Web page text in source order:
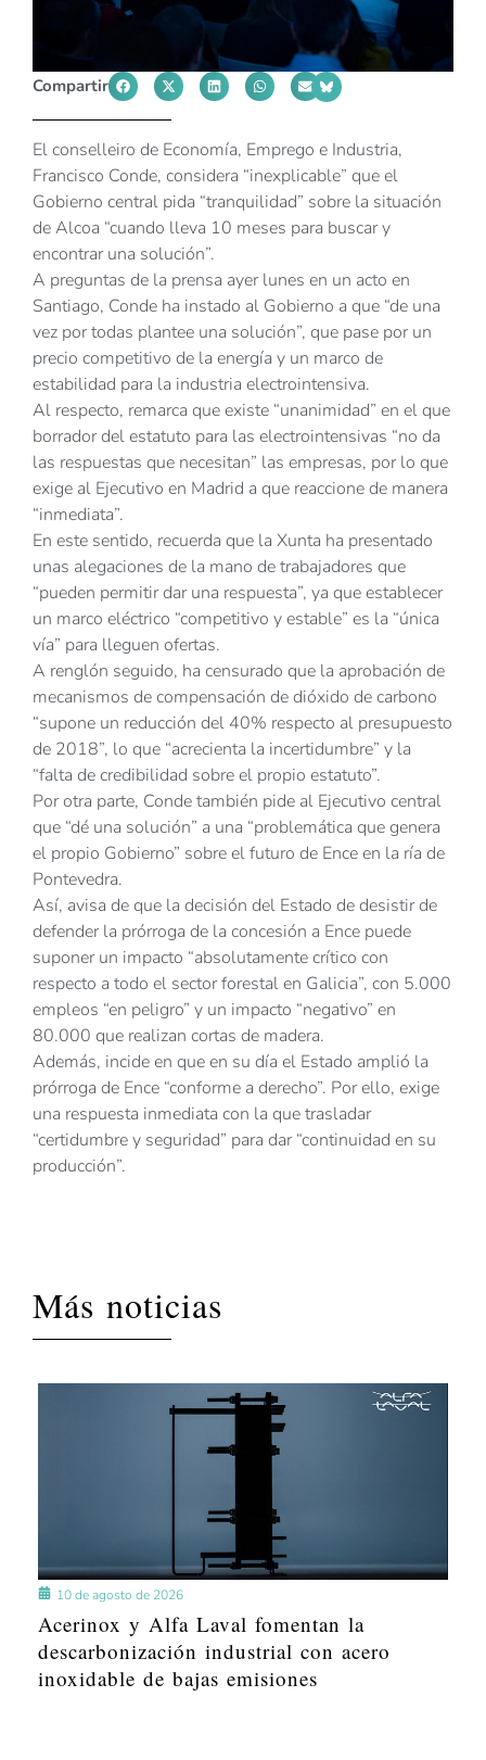
Compartir
El conselleiro de Economía, Emprego e Industria,
Francisco Conde, considera “inexplicable” que el
Gobierno central pida “tranquilidad” sobre la situación
de Alcoa “cuando lleva 10 meses para buscar y
encontrar una solución”.
A preguntas de la prensa ayer lunes en un acto en
Santiago, Conde ha instado al Gobierno a que “de una
vez por todas plantee una solución”, que pase por un
precio competitivo de la energía y un marco de
estabilidad para la industria electrointensiva.
Al respecto, remarca que existe “unanimidad” en el que
borrador del estatuto para las electrointensivas “no da
las respuestas que necesitan” las empresas, por lo que
exige al Ejecutivo en Madrid a que reaccione de manera
“inmediata”.
En este sentido, recuerda que la Xunta ha presentado
unas alegaciones de la mano de trabajadores que
“pueden permitir dar una respuesta”, ya que establecer
un marco eléctrico “competitivo y estable” es la “única
vía” para lleguen ofertas.
A renglón seguido, ha censurado que la aprobación de
mecanismos de compensación de dióxido de carbono
“supone un reducción del 40% respecto al presupuesto
de 2018”, lo que “acrecienta la incertidumbre” y la
“falta de credibilidad sobre el propio estatuto”.
Por otra parte, Conde también pide al Ejecutivo central
que “dé una solución” a una “problemática que genera
el propio Gobierno” sobre el futuro de Ence en la ría de
Pontevedra.
Así, avisa de que la decisión del Estado de desistir de
defender la prórroga de la concesión a Ence puede
suponer un impacto “absolutamente crítico con
respecto a todo el sector forestal en Galicia”, con 5.000
empleos “en peligro” y un impacto “negativo” en
80.000 que realizan cortas de madera.
Además, incide en que en su día el Estado amplió la
prórroga de Ence “conforme a derecho”. Por ello, exige
una respuesta inmediata con la que trasladar
“certidumbre y seguridad” para dar “continuidad en su
producción”.
Más noticias
10 de agosto de 2026
Acerinox y Alfa Laval fomentan la
descarbonización industrial con acero
inoxidable de bajas emisiones